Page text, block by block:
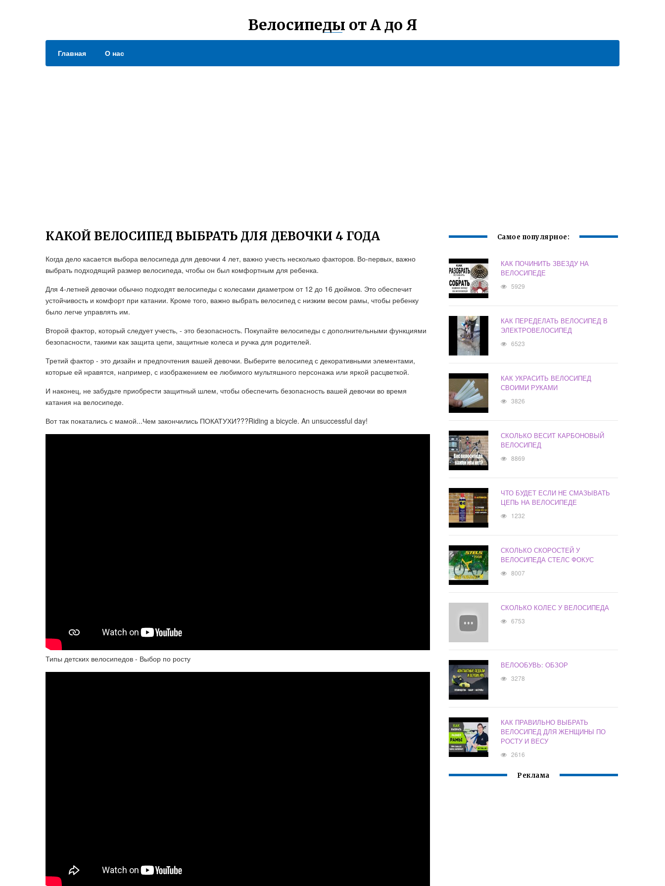
Велосипеды от А до Я
Главная О нас
КАКОЙ ВЕЛОСИПЕД ВЫБРАТЬ ДЛЯ ДЕВОЧКИ 4 ГОДА
Когда дело касается выбора велосипеда для девочки 4 лет, важно учесть несколько факторов. Во-первых, важно
выбрать подходящий размер велосипеда, чтобы он был комфортным для ребенка.
Для 4-летней девочки обычно подходят велосипеды с колесами диаметром от 12 до 16 дюймов. Это обеспечит
устойчивость и комфорт при катании. Кроме того, важно выбрать велосипед с низким весом рамы, чтобы ребенку
было легче управлять им.
Второй фактор, который следует учесть, - это безопасность. Покупайте велосипеды с дополнительными функциями
безопасности, такими как защита цепи, защитные колеса и ручка для родителей.
Третий фактор - это дизайн и предпочтения вашей девочки. Выберите велосипед с декоративными элементами,
которые ей нравятся, например, с изображением ее любимого мультяшного персонажа или яркой расцветкой.
И наконец, не забудьте приобрести защитный шлем, чтобы обеспечить безопасность вашей девочки во время
катания на велосипеде.
Вот так покатались с мамой...Чем закончились ПОКАТУХИ???Riding a bicycle. An unsuccessful day!
Типы детских велосипедов - Выбор по росту
Самое популярное:
КАК ПОЧИНИТЬ ЗВЕЗДУ НА
ВЕЛОСИПЕДЕ
5929
КАК ПЕРЕДЕЛАТЬ ВЕЛОСИПЕД В
ЭЛЕКТРОВЕЛОСИПЕД
6523
КАК УКРАСИТЬ ВЕЛОСИПЕД
СВОИМИ РУКАМИ
3826
СКОЛЬКО ВЕСИТ КАРБОНОВЫЙ
ВЕЛОСИПЕД
8869
ЧТО БУДЕТ ЕСЛИ НЕ СМАЗЫВАТЬ
ЦЕПЬ НА ВЕЛОСИПЕДЕ
1232
СКОЛЬКО СКОРОСТЕЙ У
ВЕЛОСИПЕДА СТЕЛС ФОКУС
8007
СКОЛЬКО КОЛЕС У ВЕЛОСИПЕДА
6753
ВЕЛООБУВЬ: ОБЗОР
3278
КАК ПРАВИЛЬНО ВЫБРАТЬ
ВЕЛОСИПЕД ДЛЯ ЖЕНЩИНЫ ПО
РОСТУ И ВЕСУ
2616
Реклама